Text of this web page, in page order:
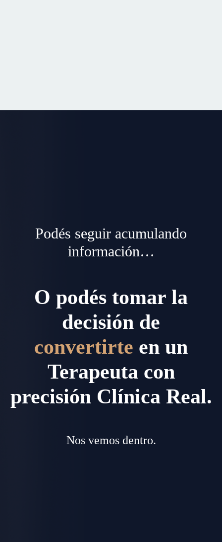
Podés seguir acumulando
información…
O podés tomar la
decisión de
convertirte en un
Terapeuta con
precisión Clínica Real.
Nos vemos dentro.